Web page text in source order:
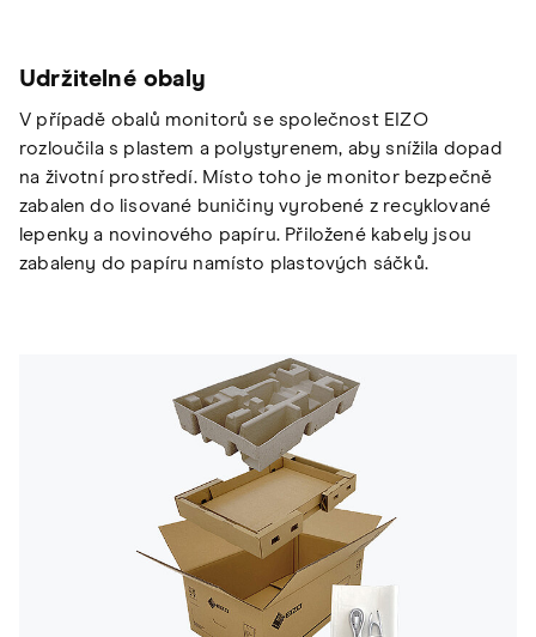
Udržitelné obaly
V případě obalů monitorů se společnost EIZO
rozloučila s plastem a polystyrenem, aby snížila dopad
na životní prostředí. Místo toho je monitor bezpečně
zabalen do lisované buničiny vyrobené z recyklované
lepenky a novinového papíru. Přiložené kabely jsou
zabaleny do papíru namísto plastových sáčků.